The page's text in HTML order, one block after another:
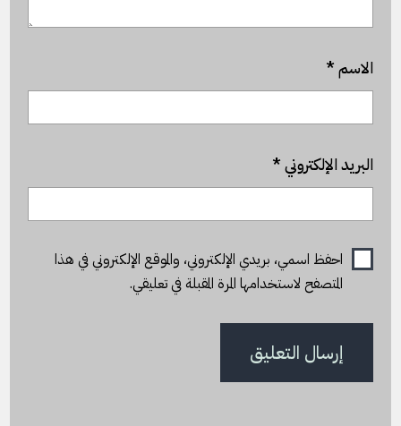
الاسم*
البريد الإلكتروني*
احفظ اسمي، بريدي الإلكتروني، والموقع الإلكتروني في هذا
المتصفح لاستخدامها المرة المقبلة في تعليقي.